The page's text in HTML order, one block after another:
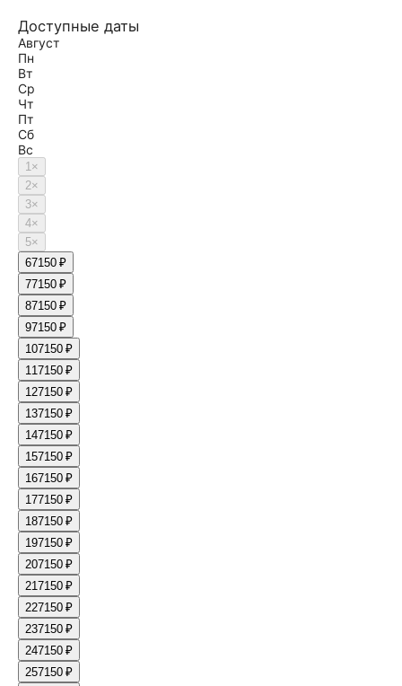
Доступные даты
Август
Пн
Вт
Ср
Чт
Пт
Сб
Вс
1×
2×
3×
4×
5×
67150 ₽
77150 ₽
87150 ₽
97150 ₽
107150 ₽
117150 ₽
127150 ₽
137150 ₽
147150 ₽
157150 ₽
167150 ₽
177150 ₽
187150 ₽
197150 ₽
207150 ₽
217150 ₽
227150 ₽
237150 ₽
247150 ₽
257150 ₽